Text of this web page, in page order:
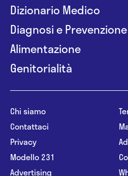
Dizionario Medico
Diagnosi e Prevenzione
Alimentazione
Genitorialità
Chi siamo
Contattaci
Privacy
Modello 231
Advertising